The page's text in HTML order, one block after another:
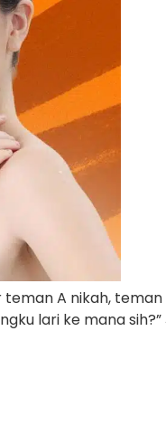
A nikah,
lari ke mana